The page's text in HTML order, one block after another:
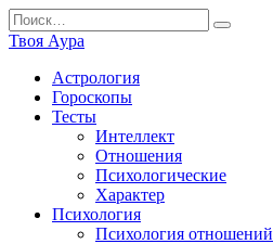
Перейти
к
содержанию
Search
for:
Твоя Аура
Астрология
Гороскопы
Тесты
Интеллект
Отношения
Психологические
Характер
Психология
Психология отношений